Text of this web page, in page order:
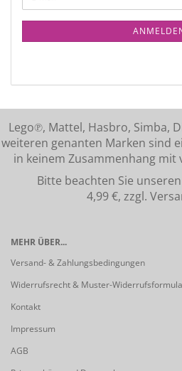
Lego℗, Mattel, Hasbro, Simba,
weiteren genanten Marken sind
in keinem Zusammenhang mit
Bitte beachten Sie unseren
4,99 €, zzgl.
MEHR ÜBER...
Versand- & Zahlungsbedingungen
Widerrufsrecht & Muster-
Kontakt
Impressum
AGB